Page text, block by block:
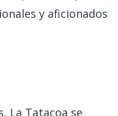
y aficionados
La Tatacoa se